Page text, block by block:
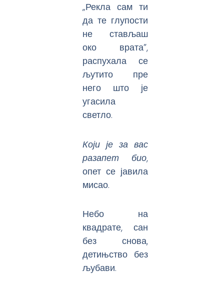
„Рекла сам ти
да те глупости
не стављаш
око врата”,
распухала се
љутито пре
него што је
угасила
светло.
Који је за вас
разапет био,
опет се јавила
мисао.
Небо на
квадрате, сан
без снова,
детињство без
љубави.